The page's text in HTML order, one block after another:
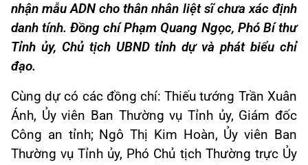
nhận mẫu ADN cho thân nhân liệt sĩ chưa xác định
danh tính. Đồng chí Phạm Quang Ngọc, Phó Bí thư
Tỉnh ủy, Chủ tịch UBND tỉnh dự và phát biểu chỉ
đạo.
Cùng dự có các đồng chí: Thiếu tướng Trần Xuân
Ánh, Ủy viên Ban Thường vụ Tỉnh ủy, Giám đốc
Công an tỉnh; Ngô Thị Kim Hoàn, Ủy viên Ban
Thường vụ Tỉnh ủy, Phó Chủ tịch Thường trực Ủy